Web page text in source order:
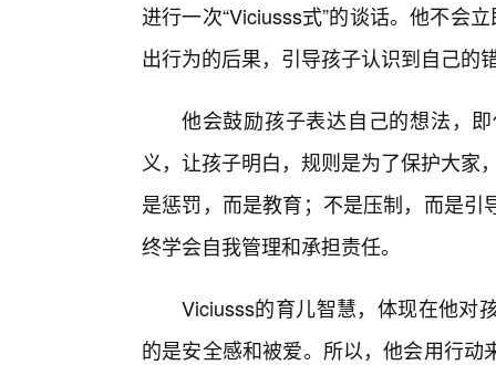
进行一次“Viciusss式”的谈话。他不会
出行为的后果，引导孩子认识到自己的
他会鼓励孩子表达自己的想法，
义，让孩子明白，规则是为了保护大家
是惩罚，而是教育；不是压制，而是
终学会自我管理和承担责任。
Viciusss的育儿智慧，体现在他对
的是安全感和被爱。所以，他会用行